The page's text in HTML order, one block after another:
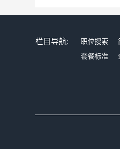
栏目导航: 职位搜索
套餐标准